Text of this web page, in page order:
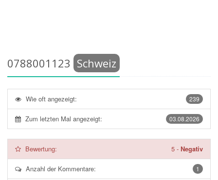
0788001123 Schweiz
239
Wie oft angezeigt:
03.08.2026
Zum letzten Mal angezeigt:
Bewertung: 5 - Negativ
1
Anzahl der Kommentare: